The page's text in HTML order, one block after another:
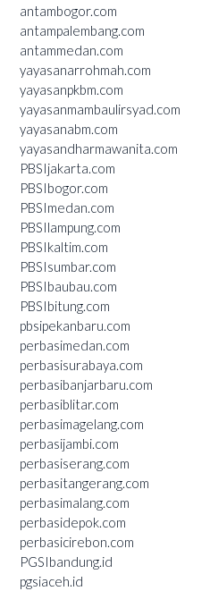
antambogor.com
antampalembang.com
antammedan.com
yayasanarrohmah.com
yayasanpkbm.com
yayasanmambaulirsyad.com
yayasanabm.com
yayasandharmawanita.com
PBSIjakarta.com
PBSIbogor.com
PBSImedan.com
PBSIlampung.com
PBSIkaltim.com
PBSIsumbar.com
PBSIbaubau.com
PBSIbitung.com
pbsipekanbaru.com
perbasimedan.com
perbasisurabaya.com
perbasibanjarbaru.com
perbasiblitar.com
perbasimagelang.com
perbasijambi.com
perbasiserang.com
perbasitangerang.com
perbasimalang.com
perbasidepok.com
perbasicirebon.com
PGSIbandung.id
pgsiaceh.id